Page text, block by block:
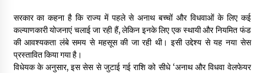
सरकार का कहना है कि राज्य में पहले से अनाथ बच्चों और विधवाओं के लिए कई
कल्याणकारी योजनाएं चलाई जा रही हैं, लेकिन इनके लिए एक स्थायी और नियमित फंड
की आवश्यकता लंबे समय से महसूस की जा रही थी। इसी उद्देश्य से यह नया सेस
प्रस्तावित किया गया है।
विधेयक के अनुसार, इस सेस से जुटाई गई राशि को सीधे ‘अनाथ और विधवा वेलफेयर